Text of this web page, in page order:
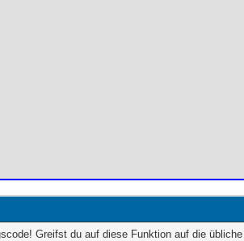
Greifst du auf diese Funktion auf die